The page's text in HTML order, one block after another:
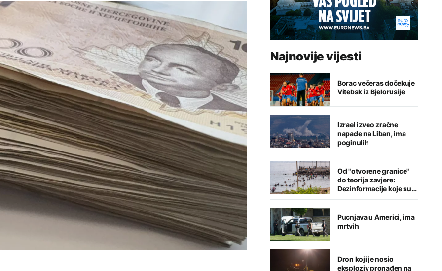
Najnovije vijesti
Borac večeras dočekuje
Vitebsk iz Bjelorusije
Izrael izveo zračne
napade na Liban, ima
poginulih
Od "otvorene granice"
do teorija zavjere:
Dezinformacije koje su
pratile krizu u Seuti
Pucnjava u Americi, ima
mrtvih
Dron koji je nosio
eksploziv pronađen na